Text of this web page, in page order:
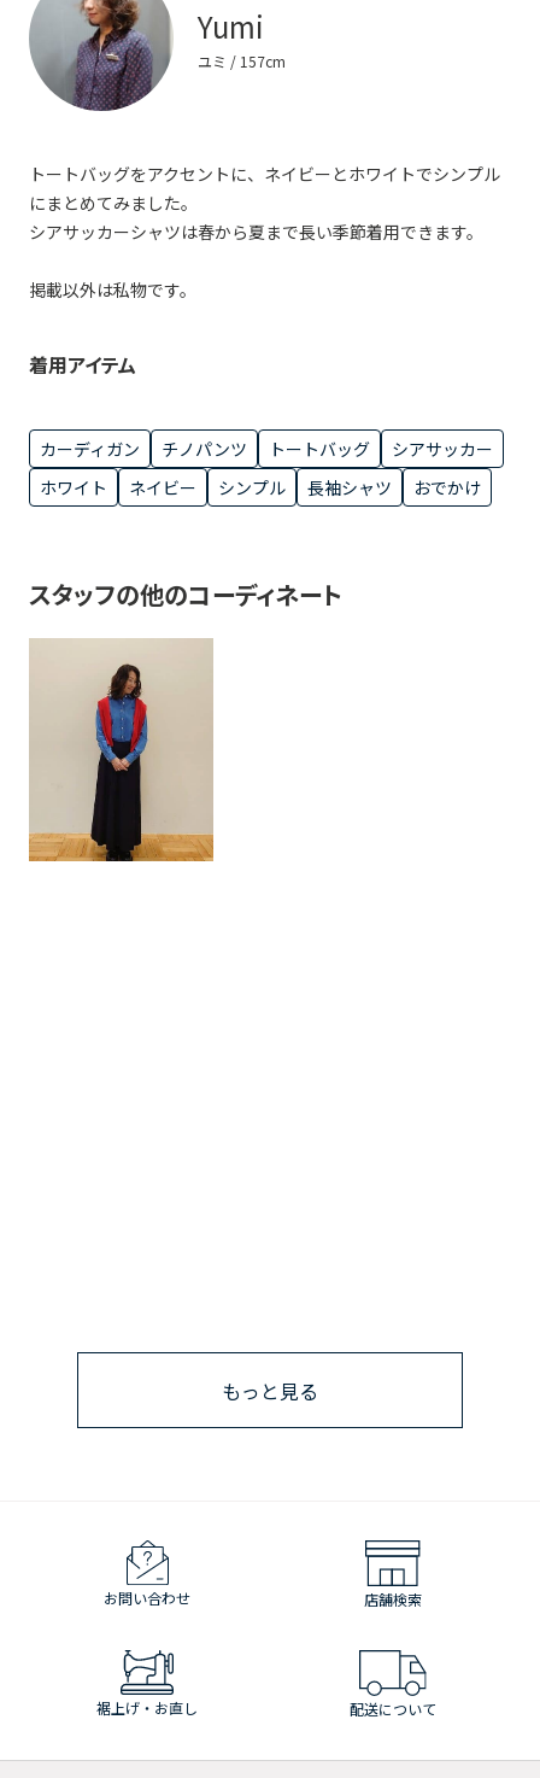
Yumi
ユミ / 157cm
トートバッグをアクセントに、ネイビーとホワイトでシンプル
にまとめてみました。
シアサッカーシャツは春から夏まで長い季節着用できます。
掲載以外は私物です。
着用アイテム
カーディガン チノパンツ トートバッグ
シアサッカー
ホワイト
ネイビー シンプル 長袖シャツ おでかけ
スタッフの他のコーディネート
もっと見る
お問い合わせ 店舗検索
裾上げ・お直し 配送について